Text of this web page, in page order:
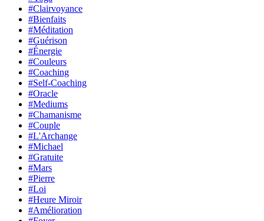
#Clairvoyance
#Bienfaits
#Méditation
#Guérison
#Énergie
#Couleurs
#Coaching
#Self-Coaching
#Oracle
#Mediums
#Chamanisme
#Couple
#L'Archange
#Michael
#Gratuite
#Mars
#Pierre
#Loi
#Heure Miroir
#Amélioration